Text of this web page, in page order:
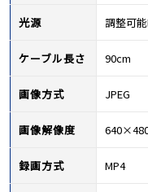
光源 調整可
ケーブル長さ 90cm
画像方式 JPEG
画像解像度
録画方式 MP4